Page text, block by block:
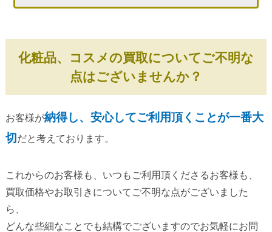
化粧品、コスメの買取についてご不明な
点はございませんか？
お客様が納得し、安心してご利用頂くことが一番大
切だと考えております。
これからのお客様も、いつもご利用頂くださるお客様も、
買取価格やお取引きについてご不明な点がございました
ら、
どんな些細なことでも結構でございますのでお気軽にお問